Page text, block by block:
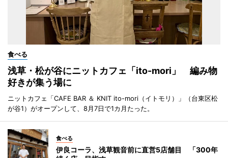
食べる
浅草・松が谷にニットカフェ「ito-mori」 編み物
好きが集う場に
ニットカフェ「CAFE BAR ＆ KNIT ito-mori（イトモリ）」（台東区松
が谷1）がオープンして、8月7日で1カ月たった。
食べる
伊良コーラ、浅草観音前に直営5店舗目 「300年